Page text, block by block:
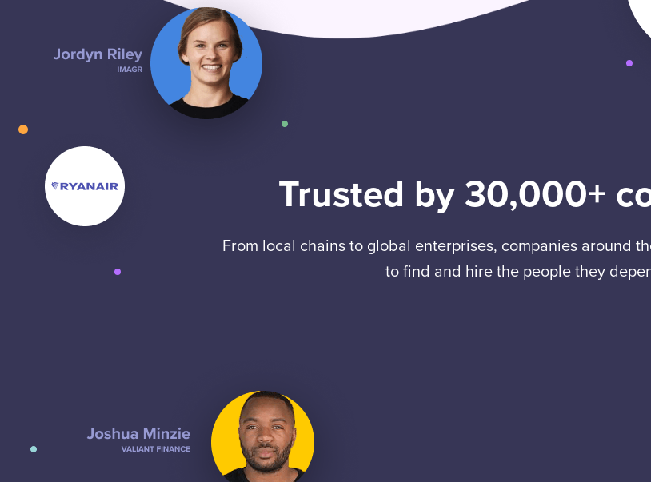
Trusted by 30,000+
From local chains to global enterprises, companies around
to find and hire the people they